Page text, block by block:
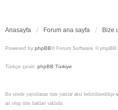
Anasayfa Forum ana sayfa Bize
Powered by phpBB® Forum Software © phpBB
Türkçe çeviri: phpBB Türkiye
Bu sitede yayınlanan tüm yazılar aksi belirtilmedikçe
ait olup tüm hakları saklıdır.